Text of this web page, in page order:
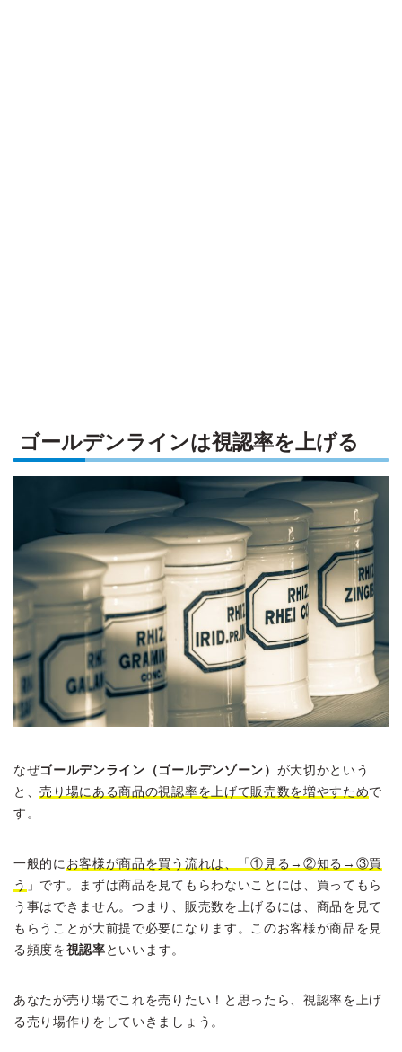
ゴールデンラインは視認率を上げる
なぜゴールデンライン（ゴールデンゾーン） が大切かという
と、売り場にある商品の視認率を上げて販売数を増やすためで
す。
一般的に お客様が商品を買う流れは、「①見る→②知る→③買
う 」です。まずは商品を見てもらわないことには、買ってもら
う事はできません。つまり、販売数を上げるには、商品を見て
もらうことが大前提で必要になります。このお客様が商品を見
る頻度を視認率 といいます。
あなたが売り場でこれを売りたい！と思ったら、視認率を上げ
る売り場作りをしていきましょう。